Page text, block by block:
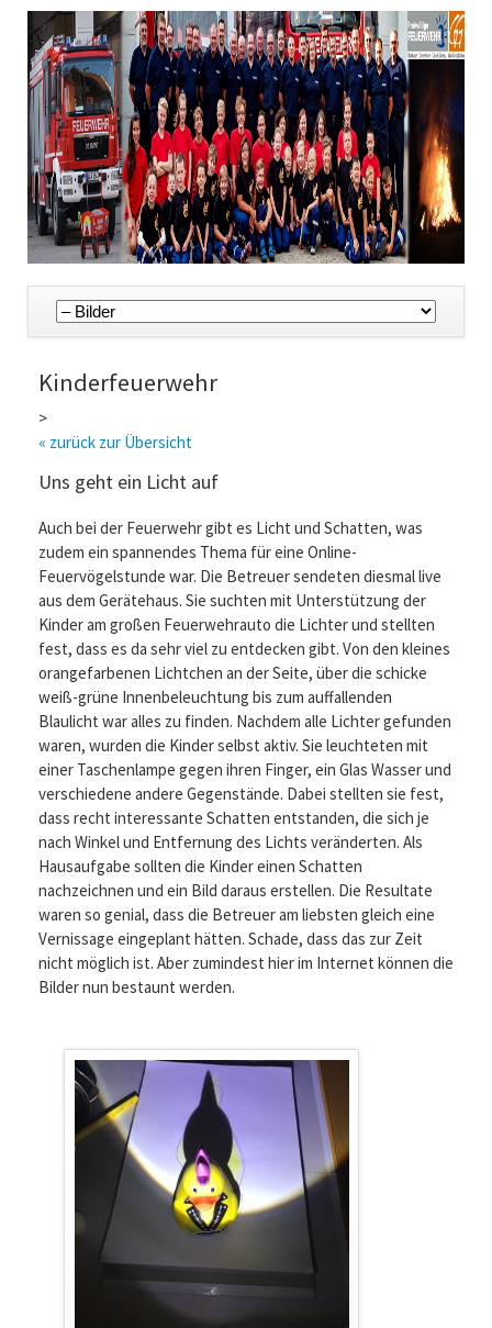
Navigation
überspringen
Kinderfeuerwehr
>
« zurück zur Übersicht
Uns geht ein Licht auf
Auch bei der Feuerwehr gibt es Licht und Schatten, was
zudem ein spannendes Thema für eine Online-
Feuervögelstunde war. Die Betreuer sendeten diesmal live
aus dem Gerätehaus. Sie suchten mit Unterstützung der
Kinder am großen Feuerwehrauto die Lichter und stellten
fest, dass es da sehr viel zu entdecken gibt. Von den kleines
orangefarbenen Lichtchen an der Seite, über die schicke
weiß-grüne Innenbeleuchtung bis zum auffallenden
Blaulicht war alles zu finden. Nachdem alle Lichter gefunden
waren, wurden die Kinder selbst aktiv. Sie leuchteten mit
einer Taschenlampe gegen ihren Finger, ein Glas Wasser und
verschiedene andere Gegenstände. Dabei stellten sie fest,
dass recht interessante Schatten entstanden, die sich je
nach Winkel und Entfernung des Lichts veränderten. Als
Hausaufgabe sollten die Kinder einen Schatten
nachzeichnen und ein Bild daraus erstellen. Die Resultate
waren so genial, dass die Betreuer am liebsten gleich eine
Vernissage eingeplant hätten. Schade, dass das zur Zeit
nicht möglich ist. Aber zumindest hier im Internet können die
Bilder nun bestaunt werden.